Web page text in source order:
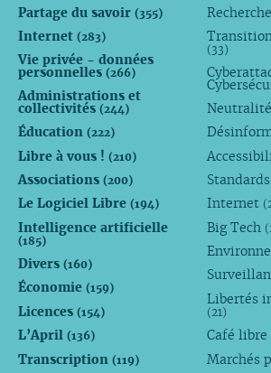
Partage du savoir (355)
Internet (283)
Vie privée - données
personnelles (266)
Administrations et
collectivités (244)
Éducation (222)
Libre à vous ! (210)
Associations (200)
Le Logiciel Libre (194)
Intelligence artificielle
(185)
Divers (160)
Économie (159)
Licences (154)
L’April (136)
Transcription (119)
Recherche
(33)
Internet
Big Tech
Libertés
(21)
Café libre
Marchés